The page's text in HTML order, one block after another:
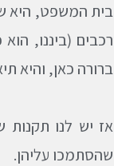
בית המשפט, היא
רכבים (ביננו,
ברורה כאן, והיא
אז יש לנו תקנות
שהסתמכו עליהן.